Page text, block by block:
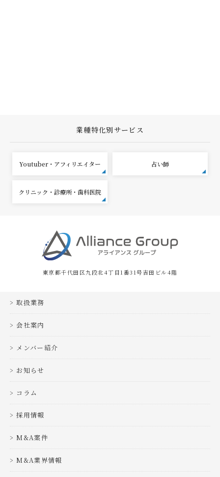
業種特化別サービス
Youtuber・アフィリエイター 占い師
クリニック・診療所・歯科医院
東京都千代田区九段北4丁目1番31号吉田ビル4階
取扱業務
会社案内
メンバー紹介
お知らせ
コラム
採用情報
M&A案件
M&A業界情報